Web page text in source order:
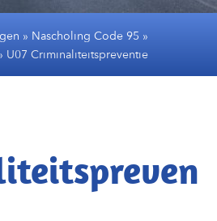
» Nascholing Code 95 »
U07 Criminaliteitspreventie